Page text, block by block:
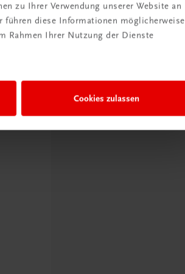
zu Ihrer Verwendung unserer Website an
führen diese Informationen möglicherweise
Rahmen Ihrer Nutzung der Dienste
Cookies zulassen